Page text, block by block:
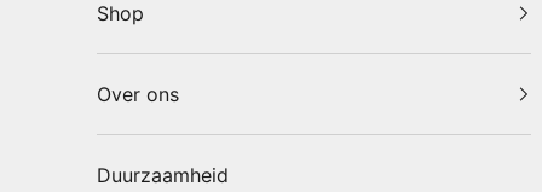
Shop
Over ons
Duurzaamheid